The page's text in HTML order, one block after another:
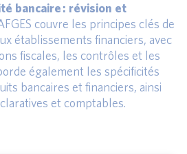
bancaire : révision et
couvre les principes clés de
établissements financiers, avec
fiscales, les contrôles et les
également les spécificités
bancaires et financiers, ainsi
et comptables.